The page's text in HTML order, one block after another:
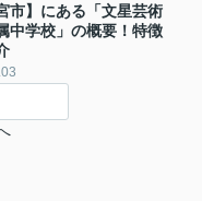
市】にある「文星芸術
中学校」の概要！特徴